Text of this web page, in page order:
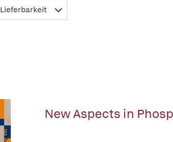
Lieferbarkeit
New Aspects in